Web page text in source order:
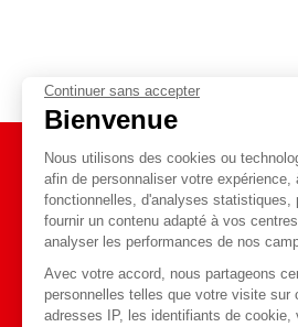
Continuer sans accepter
Bienvenue
Nous utilisons des cookies ou
afin de personnaliser votre expérience,
fonctionnelles, d'analyses statistiques,
fournir un contenu adapté à vos
analyser les performances de nos
Avec votre accord, nous partageons
personnelles telles que votre visite sur
adresses IP, les identifiants de cookie,
Toute
sur notre
J'y vais